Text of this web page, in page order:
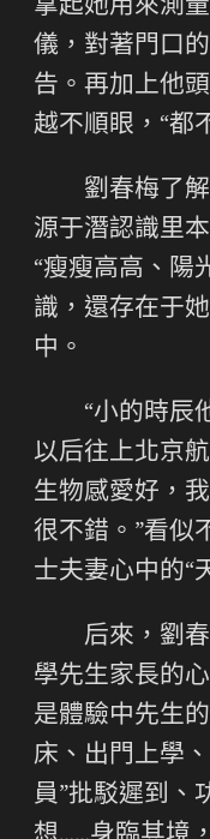
拿起她用來測
儀，對著門口
告。再加上他
越不順眼，“都
劉春梅了
源于潛認識里
“瘦瘦高高、陽
識，還存在于
中。
“小的時辰
以后往上北京
生物感愛好，
很不錯。”看似
士夫妻心中的“
后來，劉
學先生家長的
是體驗中先生
床、出門上學
員”批駁遲到、